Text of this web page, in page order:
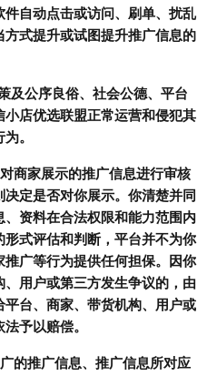
自动点击或访问、刷单、扰乱
式提升或试图提升推广信息的
及公序良俗、社会公德、平台
店优选联盟正常运营和侵犯其
。
商家展示的推广信息进行审核
定是否对你展示。你清楚并同
资料在合法权限和能力范围内
式评估和判断，平台并不为你
广等行为提供任何担保。因你
用户或第三方发生争议的，由
台、商家、带货机构、用户或
予以赔偿。
的推广信息、推广信息所对应